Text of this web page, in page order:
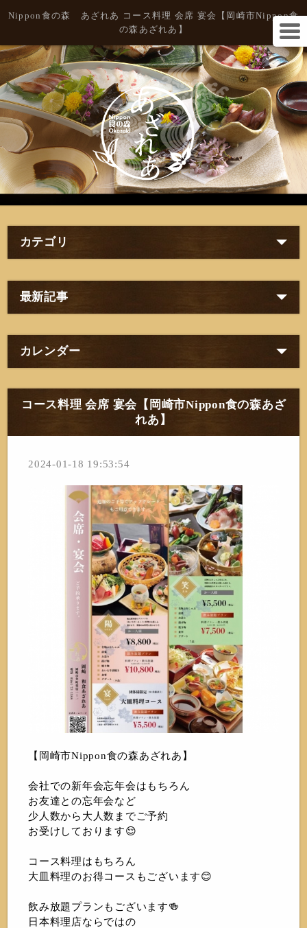
Nippon食の森 あざれあ コース料理 会席 宴会【岡崎市Nippon食
の森あざれあ】
カテゴリ
最新記事
カレンダー
コース料理 会席 宴会【岡崎市Nippon食の森あざ
れあ】
2024-01-18 19:53:54
【岡崎市Nippon食の森あざれあ】
会社での新年会忘年会はもちろん
お友達との忘年会など
少人数から大人数までご予約
お受けしております😌
コース料理はもちろん
大皿料理のお得コースもございます😊
飲み放題プランもございます🍻
日本料理店ならではの